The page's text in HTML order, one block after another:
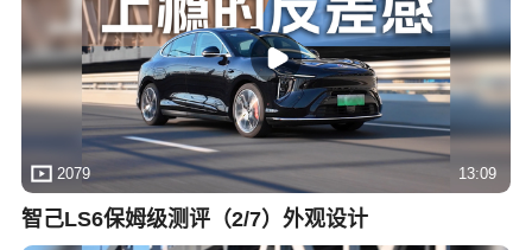
2079 13:09
智己LS6保姆级测评（2/7）外观设计